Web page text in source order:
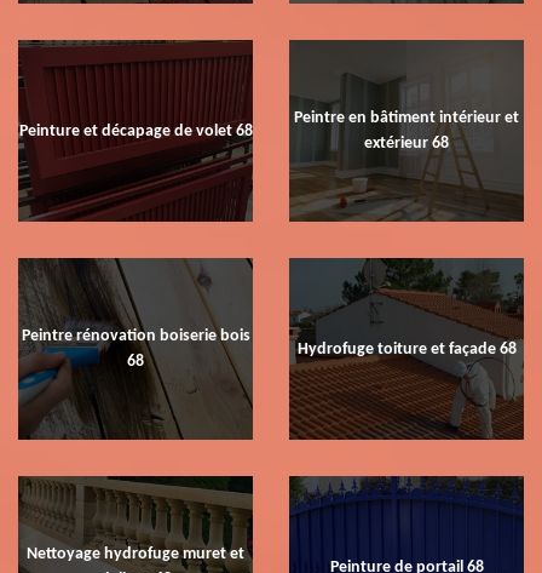
Peinture et décapage de volet 68
Peintre en bâtiment intérieur et
extérieur 68
Peintre rénovation boiserie bois
68
Hydrofuge toiture et façade 68
Nettoyage hydrofuge muret et
Peinture de portail 68